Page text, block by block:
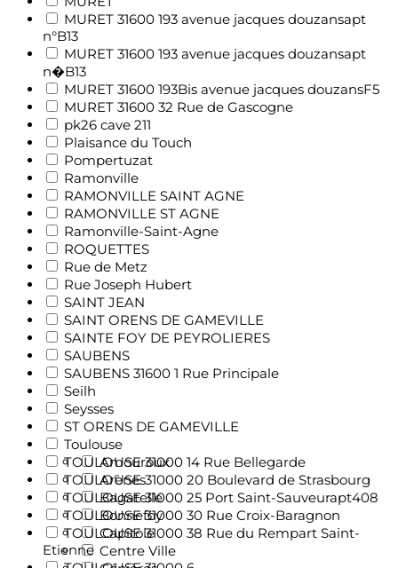
MURET 31600 193 avenue jacques douzansapt
n°B13
MURET 31600 193 avenue jacques douzansapt
n�B13
MURET 31600 193Bis avenue jacques douzansF5
MURET 31600 32 Rue de Gascogne
pk26 cave 211
Plaisance du Touch
Pompertuzat
Ramonville
RAMONVILLE SAINT AGNE
RAMONVILLE ST AGNE
Ramonville-Saint-Agne
ROQUETTES
Rue de Metz
Rue Joseph Hubert
SAINT JEAN
SAINT ORENS DE GAMEVILLE
SAINTE FOY DE PEYROLIERES
SAUBENS
SAUBENS 31600 1 Rue Principale
Seilh
Seysses
ST ORENS DE GAMEVILLE
Toulouse
Amouroux
Arènes
Bagatelle
Bonnefoy
Capitole
Centre Ville
TOULOUSE 31000 14 Rue Bellegarde
TOULOUSE 31000 20 Boulevard de Strasbourg
TOULOUSE 31000 25 Port Saint-Sauveurapt408
TOULOUSE 31000 30 Rue Croix-Baragnon
TOULOUSE 31000 38 Rue du Rempart Saint-
Etienne